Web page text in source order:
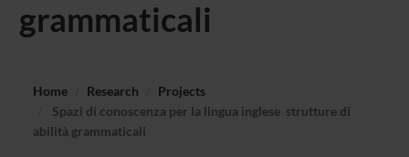
grammaticali
Home Research
Projects
Spazi di conoscenza per la lingua inglese  strutture di
abilità grammaticali